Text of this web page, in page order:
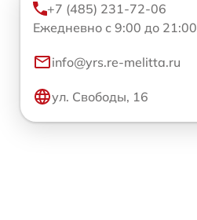
+7 (485) 231-72-06
Ежедневно с 9:00 до 21:00
info@yrs.re-melitta.ru
ул. Свободы, 16